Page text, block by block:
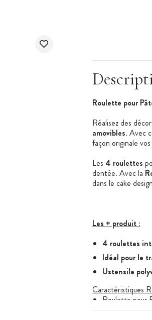
Roulette pour
Réalisez des
amovibles. Avec
façon originale
Les 4 roulettes
dentée. Avec la
dans le cake
Les + produit :
4 roulettes
Idéal pour le
Ustensile
Caractéristiques
Roulette pour
Nombre de